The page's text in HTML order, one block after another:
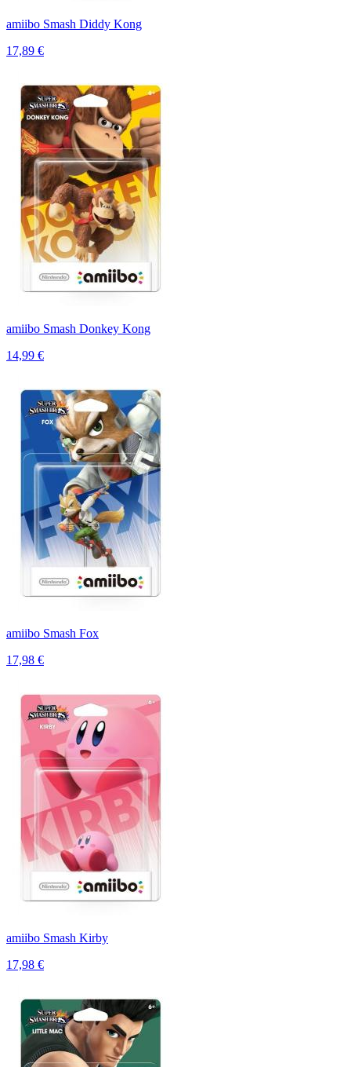
amiibo Smash Diddy Kong
17,89 €
amiibo Smash Donkey Kong
14,99 €
amiibo Smash Fox
17,98 €
amiibo Smash Kirby
17,98 €